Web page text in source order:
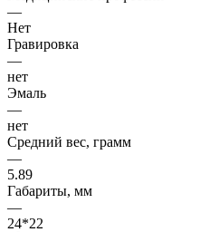
—
Нет
Гравировка
—
нет
Эмаль
—
нет
Средний вес, грамм
—
5.89
Габариты, мм
—
24*22